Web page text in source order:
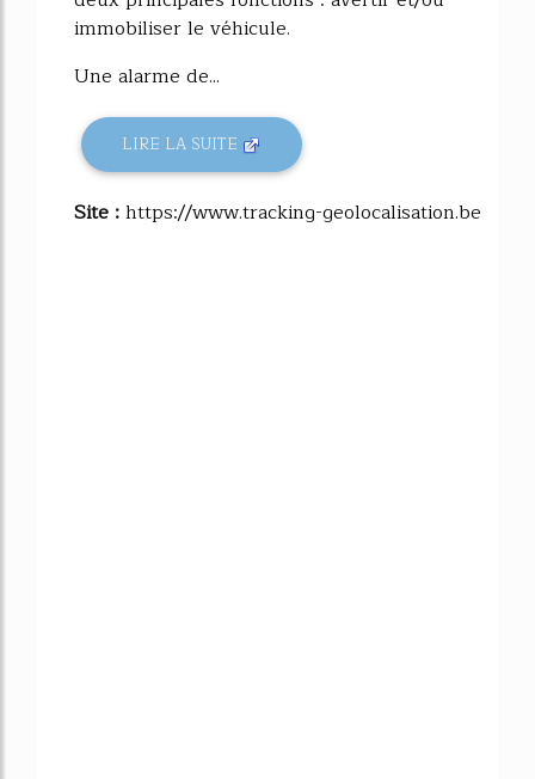
immobiliser le véhicule.
Une alarme de...
LIRE LA SUITE
Site :https://www.tracking-geolocalisation.be